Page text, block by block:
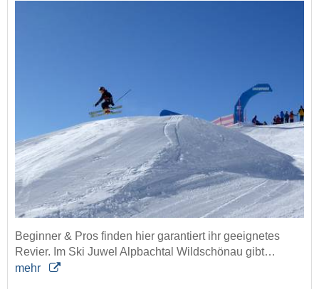
Beginner & Pros finden hier garantiert ihr geeignetes
Revier. Im Ski Juwel Alpbachtal Wildschönau gibt…
mehr